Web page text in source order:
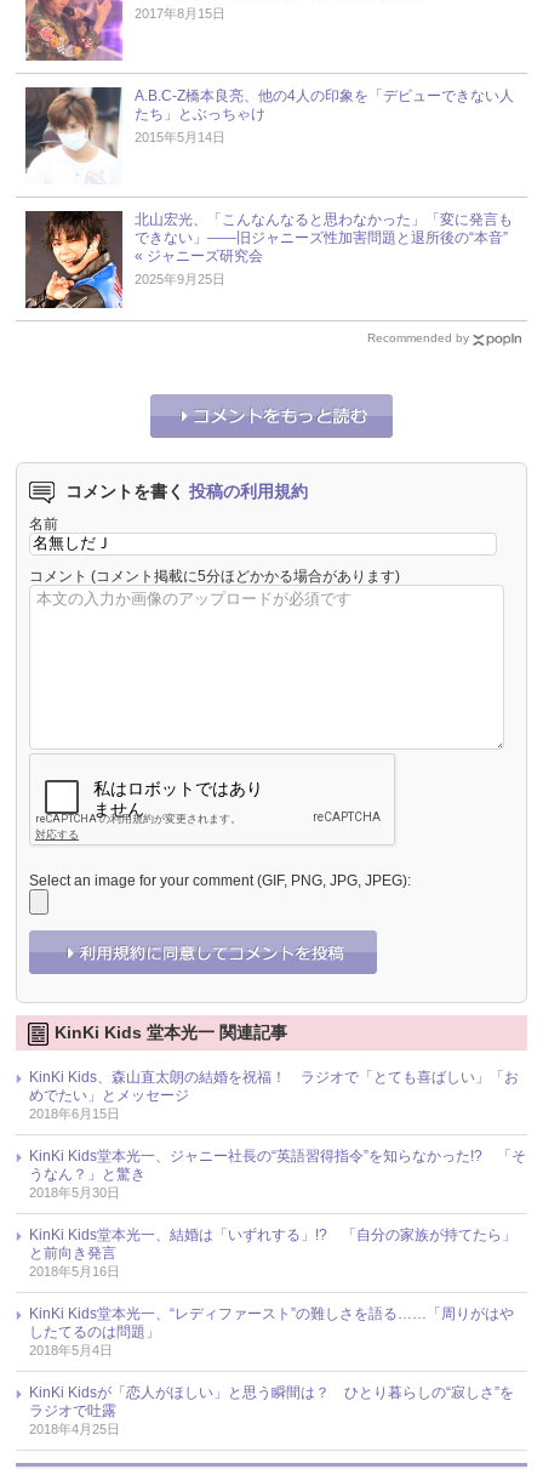
2017年8月15日
A.B.C-Z橋本良亮、他の4人の印象を「デビューできない人
たち」とぶっちゃけ
2015年5月14日
北山宏光、「こんなんなると思わなかった」「変に発言も
できない」――旧ジャニーズ性加害問題と退所後の“本音”
« ジャニーズ研究会
2025年9月25日
Recommended by
コメントを書く 投稿の利用規約
名前
コメント (コメント掲載に5分ほどかかる場合があります)
Select an image for your comment (GIF, PNG, JPG, JPEG):
KinKi Kids 堂本光一 関連記事
KinKi Kids、森山直太朗の結婚を祝福！ ラジオで「とても喜ばしい」「お
めでたい」とメッセージ
2018年6月15日
KinKi Kids堂本光一、ジャニー社長の“英語習得指令”を知らなかった!? 「そ
うなん？」と驚き
2018年5月30日
KinKi Kids堂本光一、結婚は「いずれする」!? 「自分の家族が持てたら」
と前向き発言
2018年5月16日
KinKi Kids堂本光一、“レディファースト”の難しさを語る……「周りがはや
したてるのは問題」
2018年5月4日
KinKi Kidsが「恋人がほしい」と思う瞬間は？ ひとり暮らしの“寂しさ”を
ラジオで吐露
2018年4月25日